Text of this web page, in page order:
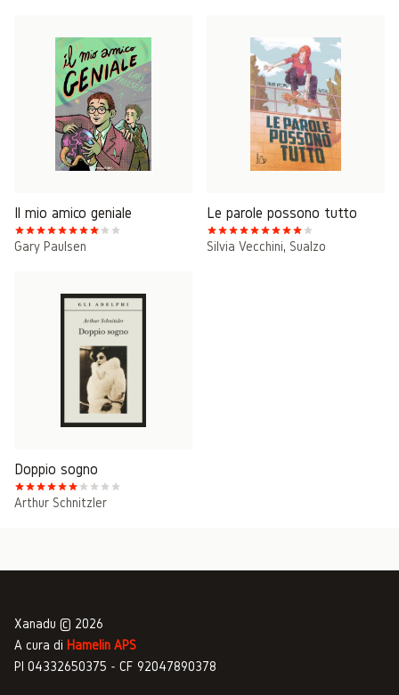
Il mio amico geniale
Gary Paulsen
Le parole possono tutto
Silvia Vecchini, Sualzo
Doppio sogno
Arthur Schnitzler
Xanadu © 2026
A cura di Hamelin APS
PI 04332650375 - CF 92047890378